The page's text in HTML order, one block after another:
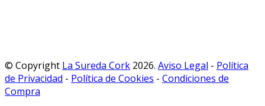
© Copyright La Sureda Cork 2026. Aviso Legal - Política
de Privacidad - Política de Cookies - Condiciones de
Compra